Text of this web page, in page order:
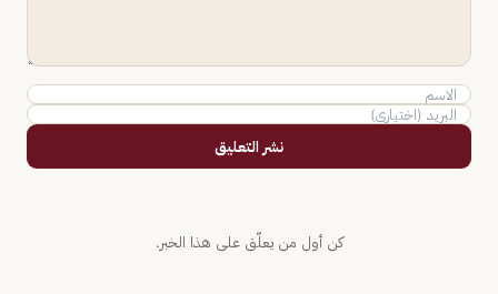
نشر التعليق
كن أول من يعلّق على هذا الخبر.